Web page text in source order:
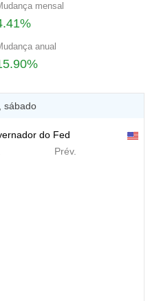
mensal
anual
sábado
do Fed
Prév.